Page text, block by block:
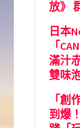
放》
日本
「
滿汁
雙味
「創
到爆